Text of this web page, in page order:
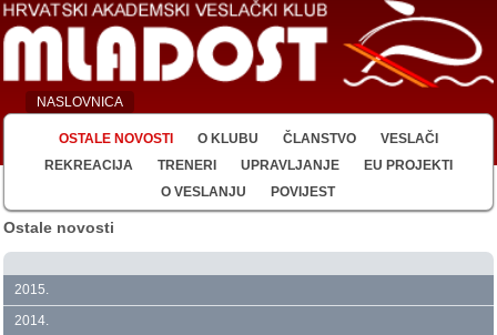
NASLOVNICA
OSTALE NOVOSTI O KLUBU ČLANSTVO
VESLAČI
REKREACIJA
TRENERI UPRAVLJANJE
EU PROJEKTI
O VESLANJU
POVIJEST
Ostale novosti
2015.
2014.